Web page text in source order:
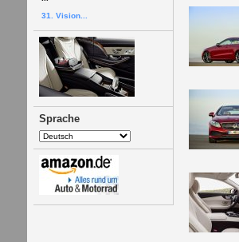
31. Vision...
Sprache